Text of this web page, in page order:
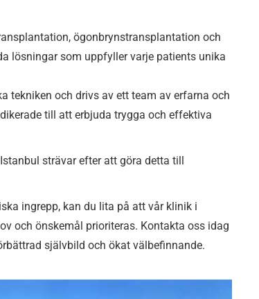
ögonbrynstransplantation och
lösningar som uppfyller varje patients unika
tekniken och drivs av ett team av erfarna och
till att erbjuda trygga och effektiva
strävar efter att göra detta till
ingrepp, kan du lita på att vår klinik i
och önskemål prioriteras. Kontakta oss idag
självbild och ökat välbefinnande.